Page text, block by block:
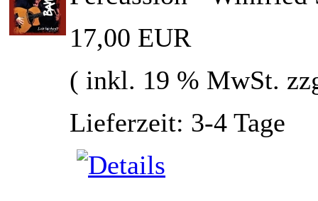
17,00 EUR
( inkl. 19 % MwSt.
Lieferzeit: 3-4 Tage